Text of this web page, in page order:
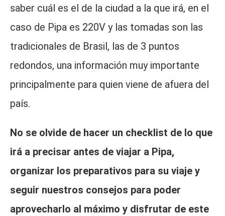
saber cuál es el de la ciudad a la que irá, en el
caso de Pipa es 220V y las tomadas son las
tradicionales de Brasil, las de 3 puntos
redondos, una información muy importante
principalmente para quien viene de afuera del
país.
No se olvide de hacer un checklist de lo que
irá a precisar antes de viajar a Pipa,
organizar los preparativos para su viaje y
seguir nuestros consejos para poder
aprovecharlo al máximo y disfrutar de este